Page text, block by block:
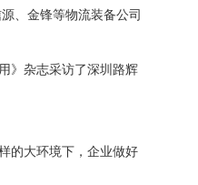
、金锋等物流装备公司
》杂志采访了深圳路辉
的大环境下，企业做好